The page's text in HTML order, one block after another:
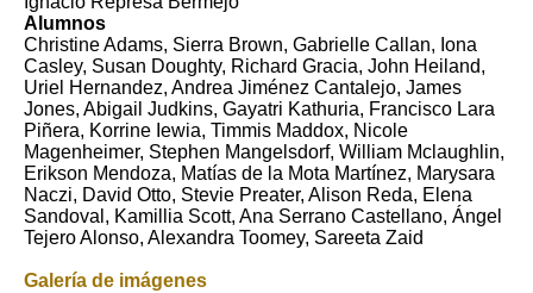
Alumnos
Christine Adams, Sierra Brown, Gabrielle Callan, Iona
Casley, Susan Doughty, Richard Gracia, John Heiland,
Uriel Hernandez, Andrea Jiménez Cantalejo, James
Jones, Abigail Judkins, Gayatri Kathuria, Francisco Lara
Piñera, Korrine Iewia, Timmis Maddox, Nicole
Magenheimer, Stephen Mangelsdorf, William Mclaughlin,
Erikson Mendoza, Matías de la Mota Martínez, Marysara
Naczi, David Otto, Stevie Preater, Alison Reda, Elena
Sandoval, Kamillia Scott, Ana Serrano Castellano, Ángel
Tejero Alonso, Alexandra Toomey, Sareeta Zaid
Galería de imágenes